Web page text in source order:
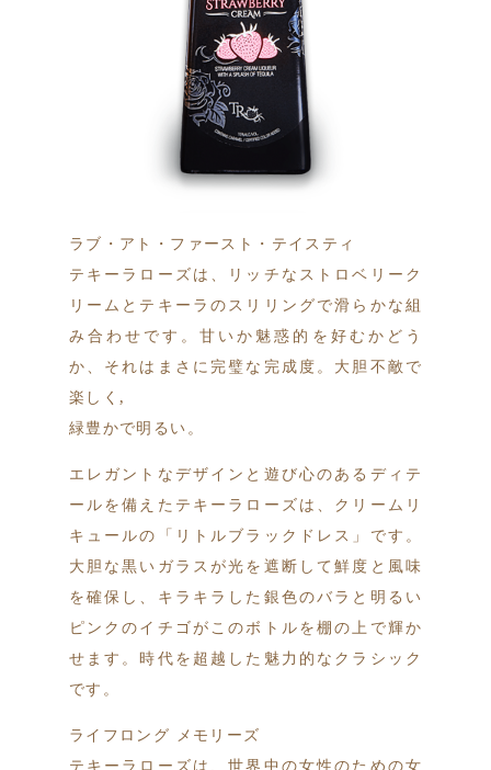
ラブ・アト・ファースト・テイスティ
テキーラローズは、リッチなストロベリーク
リームとテキーラのスリリングで滑らかな組
み合わせです。甘いか魅惑的を好むかどう
か、それはまさに完璧な完成度。大胆不敵で
楽しく,
緑豊かで明るい。
エレガントなデザインと遊び心のあるディテ
ールを備えたテキーラローズは、クリームリ
キュールの「リトルブラックドレス」です。
大胆な黒いガラスが光を遮断して鮮度と風味
を確保し、キラキラした銀色のバラと明るい
ピンクのイチゴがこのボトルを棚の上で輝か
せます。時代を超越した魅力的なクラシック
です。
ライフロング メモリーズ
テキーラローズは、世界中の女性のための女